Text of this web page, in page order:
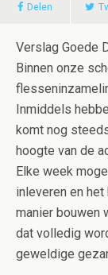
Delen
Verslag Goede
Binnen onze
Inmiddels
komt nog
hoogte van de
Elke week
inleveren en
manier bouwen
dat volledig
geweldige